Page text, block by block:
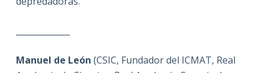
Manuel de León (CSIC, Fundador del ICMAT, Real